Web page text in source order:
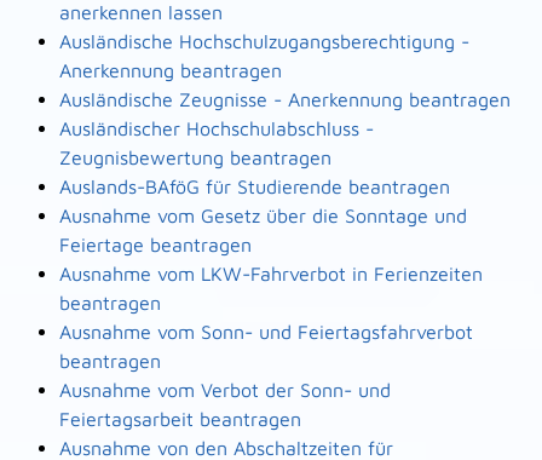
anerkennen lassen
Ausländische Hochschulzugangsberechtigung -
Anerkennung beantragen
Ausländische Zeugnisse - Anerkennung beantragen
Ausländischer Hochschulabschluss -
Zeugnisbewertung beantragen
Auslands-BAföG für Studierende beantragen
Ausnahme vom Gesetz über die Sonntage und
Feiertage beantragen
Ausnahme vom LKW-Fahrverbot in Ferienzeiten
beantragen
Ausnahme vom Sonn- und Feiertagsfahrverbot
beantragen
Ausnahme vom Verbot der Sonn- und
Feiertagsarbeit beantragen
Ausnahme von den Abschaltzeiten für